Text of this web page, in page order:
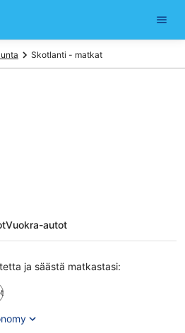
Skotlanti - matkat
Vuokra-autot
ja säästä matkastasi: